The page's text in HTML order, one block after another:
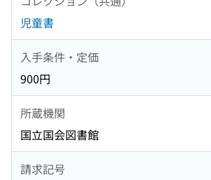
児童書
入手条件・定価
900円
所蔵機関
国立国会図書館
請求記号